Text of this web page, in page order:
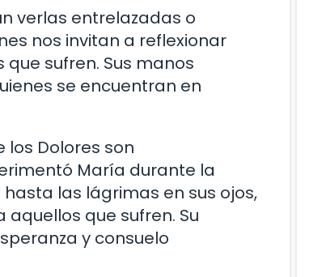
verlas entrelazadas o
nos invitan a reflexionar
sufren. Sus manos
se encuentran en
los Dolores son
María durante la
las lágrimas en sus ojos,
que sufren. Su
y consuelo